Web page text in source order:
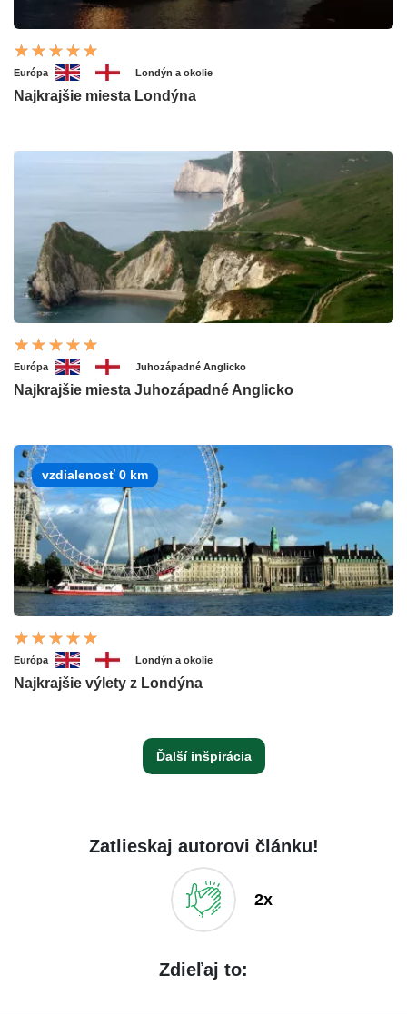
Európa Londýn a okolie
Najkrajšie miesta Londýna
Európa Juhozápadné Anglicko
Najkrajšie miesta Juhozápadné Anglicko
vzdialenosť 0 km
Európa Londýn a okolie
Najkrajšie výlety z Londýna
Ďalší inšpirácia
Zatlieskaj autorovi článku!
2x
Zdieľaj to: